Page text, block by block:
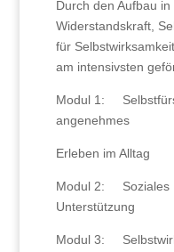
Durch den Aufbau
Widerstandskraft,
für
am intensivsten
Modul 1:
angenehmes
Erleben im Alltag
Modul 2: Soziales
Unterstützung
Modul 3: